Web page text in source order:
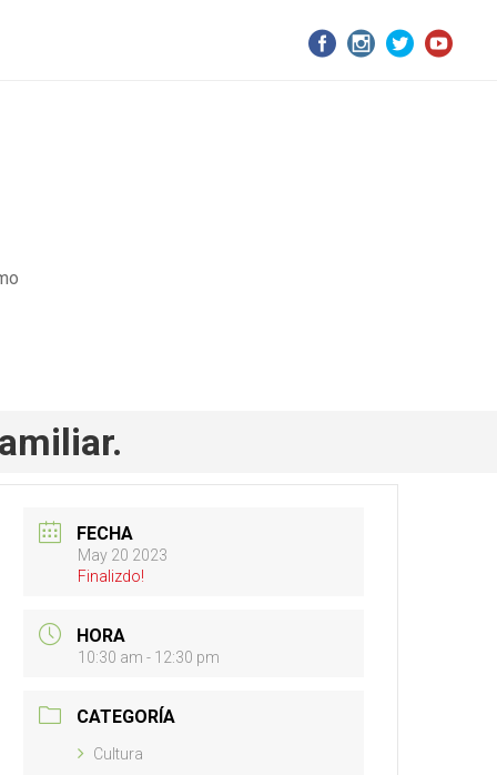
FECHA
May 20 2023
Finalizdo!
HORA
10:30 am - 12:30 pm
CATEGORÍA
Cultura